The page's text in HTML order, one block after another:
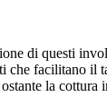
di questi
che facilitano il
la cottura